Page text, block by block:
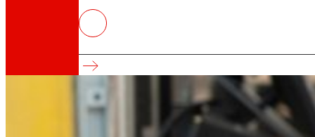
Así somos
Todo nuestro ADN: un viaje por la misión, la
EROSKI activa una campaña
Campaña de Emergencia